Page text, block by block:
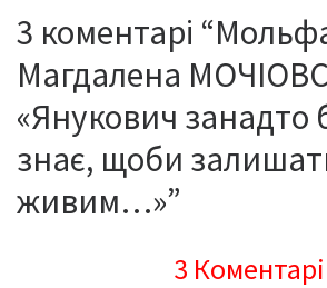
3 коментарі
Магдалена
«Янукович занадто
знає, щоби
живим…»”
3 Коментарі